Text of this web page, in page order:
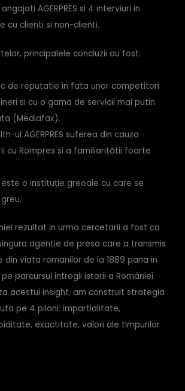
AGERPRES si 4 interviuri in
cu clienti si non-clienti.
principalele concluzii au fost:
de reputatie in fata unor competitori
si cu o gama de servicii mai putin
(Mediafax).
ul AGERPRES suferea din cauza
cu Rompres si a familiaritătii foarte
este o instituție greoaie cu care se
rezultat in urma cercetarii a fost ca
singura agentie de presa care a transmis
viata romanilor de la 1889 pana in
parcursul intregii istorii a României
acestui insight, am construit strategia
pe 4 piloni: impartialitate,
exactitate, valori ale timpurilor